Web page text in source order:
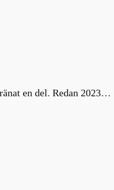
en del. Redan 2023…